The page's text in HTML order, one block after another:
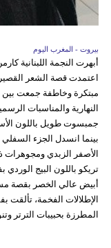
بيروت - المغرب اليوم
أبهرت النجمة اللبنانية
اعتمدت قصة الشعر القصير
مبتكرة وخاطفة جمعت بين
النهارية والمناسبات
جمبسوت طويل باللون
بينما انسدل الجزء
الأصفر الزبدي ومجوهرات
تريكو باللون البيج
أبيض عالي الخصر بقصة
الإطلالات الفخمة، تألقت
المطرزة بحبيبات الترتر